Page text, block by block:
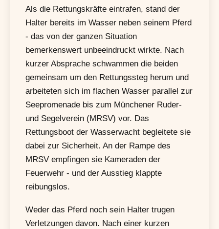
Als die Rettungskräfte eintrafen, stand der
Halter bereits im Wasser neben seinem Pferd
- das von der ganzen Situation
bemerkenswert unbeeindruckt wirkte. Nach
kurzer Absprache schwammen die beiden
gemeinsam um den Rettungssteg herum und
arbeiteten sich im flachen Wasser parallel zur
Seepromenade bis zum Münchener Ruder-
und Segelverein (MRSV) vor. Das
Rettungsboot der Wasserwacht begleitete sie
dabei zur Sicherheit. An der Rampe des
MRSV empfingen sie Kameraden der
Feuerwehr - und der Ausstieg klappte
reibungslos.
Weder das Pferd noch sein Halter trugen
Verletzungen davon. Nach einer kurzen